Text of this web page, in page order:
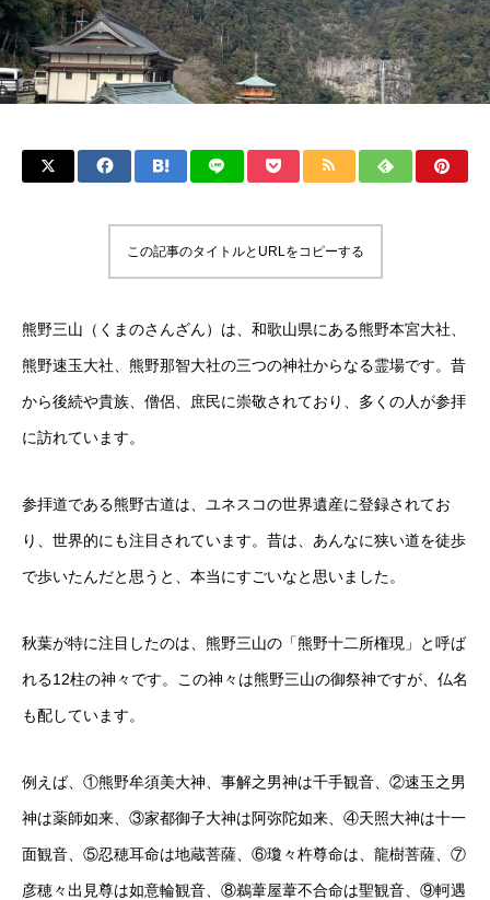
この記事のタイトルとURLをコピーする
熊野三山（くまのさんざん）は、和歌山県にある熊野本宮大社、
熊野速玉大社、熊野那智大社の三つの神社からなる霊場です。昔
から後続や貴族、僧侶、庶民に崇敬されており、多くの人が参拝
に訪れています。
参拝道である熊野古道は、ユネスコの世界遺産に登録されてお
り、世界的にも注目されています。昔は、あんなに狭い道を徒歩
で歩いたんだと思うと、本当にすごいなと思いました。
秋葉が特に注目したのは、熊野三山の「熊野十二所権現」と呼ば
れる12柱の神々です。この神々は熊野三山の御祭神ですが、仏名
も配しています。
例えば、①熊野牟須美大神、事解之男神は千手観音、②速玉之男
神は薬師如来、③家都御子大神は阿弥陀如来、④天照大神は十一
面観音、⑤忍穂耳命は地蔵菩薩、⑥瓊々杵尊命は、龍樹菩薩、⑦
彦穂々出見尊は如意輪観音、⑧鵜葦屋葦不合命は聖観音、⑨軻遇